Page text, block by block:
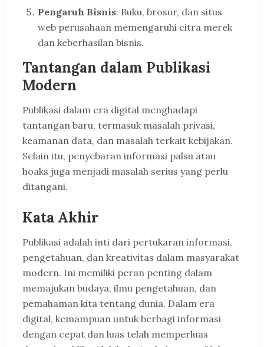
Pengaruh Bisnis: Buku, brosur, dan situs
web perusahaan memengaruhi citra merek
dan keberhasilan bisnis.
Tantangan dalam Publikasi
Modern
Publikasi dalam era digital menghadapi
tantangan baru, termasuk masalah privasi,
keamanan data, dan masalah terkait kebijakan.
Selain itu, penyebaran informasi palsu atau
hoaks juga menjadi masalah serius yang perlu
ditangani.
Kata Akhir
Publikasi adalah inti dari pertukaran informasi,
pengetahuan, dan kreativitas dalam masyarakat
modern. Ini memiliki peran penting dalam
memajukan budaya, ilmu pengetahuan, dan
pemahaman kita tentang dunia. Dalam era
digital, kemampuan untuk berbagi informasi
dengan cepat dan luas telah memperluas